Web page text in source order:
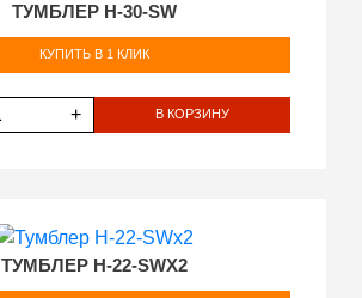
ТУМБЛЕР H-30-SW
КУПИТЬ В 1 КЛИК
+ В КОРЗИНУ
ТУМБЛЕР H-22-SWX2